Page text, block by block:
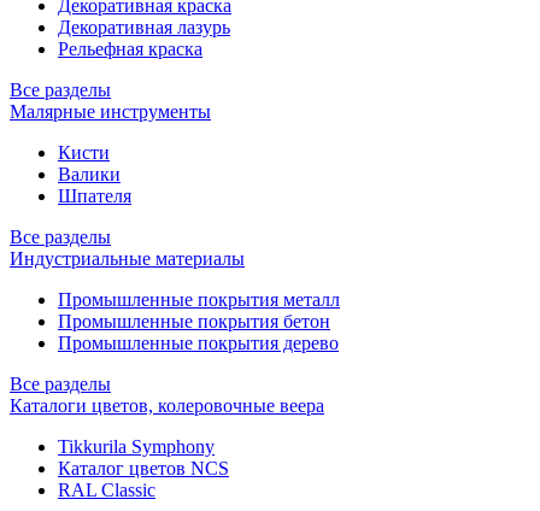
Декоративная краска
Декоративная лазурь
Рельефная краска
Все разделы
Малярные инструменты
Кисти
Валики
Шпателя
Все разделы
Индустриальные материалы
Промышленные покрытия металл
Промышленные покрытия бетон
Промышленные покрытия дерево
Все разделы
Каталоги цветов, колеровочные веера
Tikkurila Symphony
Каталог цветов NCS
RAL Classic